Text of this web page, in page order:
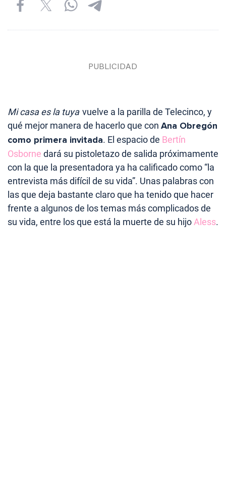
Mi casa es la tuya vuelve a la parilla de Telecinco, y
qué mejor manera de hacerlo que con Ana Obregón
como primera invitada. El espacio de Bertín
Osborne dará su pistoletazo de salida próximamente
con la que la presentadora ya ha calificado como “la
entrevista más difícil de su vida”. Unas palabras con
las que deja bastante claro que ha tenido que hacer
frente a algunos de los temas más complicados de
su vida, entre los que está la muerte de su hijo Aless.